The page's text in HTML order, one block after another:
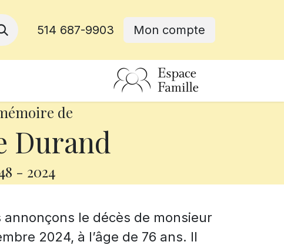
514 687-9903 Mon compte
de
Durand
- 2024
annonçons le décès de monsieur
2024, à l’âge de 76 ans. Il